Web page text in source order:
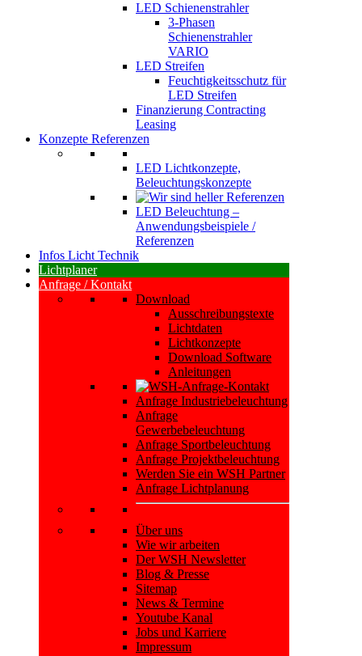
LED Schienenstrahler
3-Phasen
Schienenstrahler
VARIO
LED Streifen
Feuchtigkeitsschutz für
LED Streifen
Finanzierung Contracting
Leasing
Konzepte Referenzen
LED Lichtkonzepte,
Beleuchtungskonzepte
LED Beleuchtung –
Anwendungsbeispiele /
Referenzen
Infos Licht Technik
Lichtplaner
Anfrage / Kontakt
Download
Ausschreibungstexte
Lichtdaten
Lichtkonzepte
Download Software
Anleitungen
Anfrage Industriebeleuchtung
Anfrage
Gewerbebeleuchtung
Anfrage Sportbeleuchtung
Anfrage Projektbeleuchtung
Werden Sie ein WSH Partner
Anfrage Lichtplanung
Über uns
Wie wir arbeiten
Der WSH Newsletter
Blog & Presse
Sitemap
News & Termine
Youtube Kanal
Jobs und Karriere
Impressum